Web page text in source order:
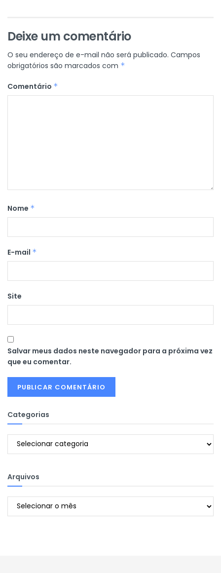
Deixe um comentário
O seu endereço de e-mail não será publicado. Campos
obrigatórios são marcados com *
Comentário *
Nome *
E-mail *
Site
Salvar meus dados neste navegador para a próxima vez
que eu comentar.
Categorias
Categorias
Arquivos
Arquivos